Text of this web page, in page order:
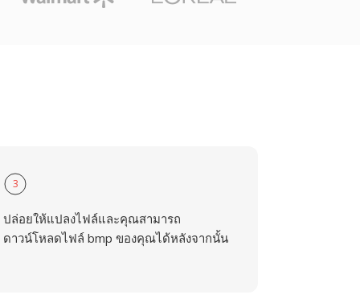
3
ปล่อยให้แปลงไฟล์และคุณสามารถ
ดาวน์โหลดไฟล์ bmp ของคุณได้หลังจากนั้น